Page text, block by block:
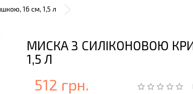
16 см, 1,5 л
МИСКА З СИЛІКОНОВОЮ
1,5 Л
512 грн.